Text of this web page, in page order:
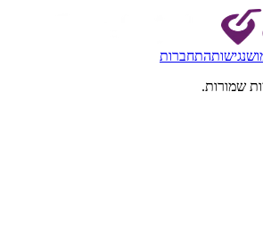
נגישותהתחברות
שמורות.